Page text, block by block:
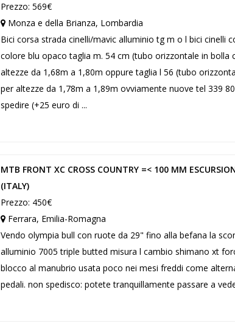
Prezzo: 569€
Monza e della Brianza, Lombardia
Bici corsa strada cinelli/mavic alluminio tg m o l bici cinelli
colore blu opaco taglia m. 54 cm (tubo orizzontale in bolla
altezze da 1,68m a 1,80m oppure taglia l 56 (tubo
per altezze da 1,78m a 1,89m ovviamente nuove tel 339
spedire (+25 euro di ...
MTB FRONT XC CROSS COUNTRY =< 100 MM
(ITALY)
Prezzo: 450€
Ferrara, Emilia-Romagna
Vendo olympia bull con ruote da 29" fino alla befana la
alluminio 7005 triple butted misura l cambio shimano xt
blocco al manubrio usata poco nei mesi freddi come
pedali. non spedisco: potete tranquillamente passare a